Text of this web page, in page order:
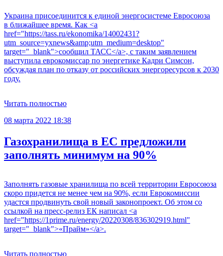
Украина присоединится к единой энергосистеме Евросоюза
в ближайшее время. Как <a
href="https://tass.ru/ekonomika/14002431?
utm_source=yxnews&amp;utm_medium=desktop"
target="_blank">сообщил ТАСС</a>, с таким заявлением
выступила еврокомиссар по энергетике Кадри Симсон,
обсуждая план по отказу от российских энергоресурсов к 2030
году.
Читать полностью
08 марта 2022 18:38
Газохранилища в ЕС предложили
заполнять минимум на 90%
Заполнять газовые хранилища по всей территории Евросоюза
скоро придется не менее чем на 90%, если Еврокомиссии
удастся продвинуть свой новый законопроект. Об этом со
ссылкой на пресс-релиз ЕК написал <a
href="https://1prime.ru/energy/20220308/836302919.html"
target="_blank">«Прайм»</a>.
Читать полностью